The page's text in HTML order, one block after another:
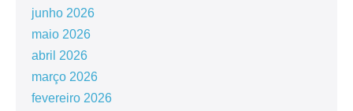
junho 2026
maio 2026
abril 2026
março 2026
fevereiro 2026